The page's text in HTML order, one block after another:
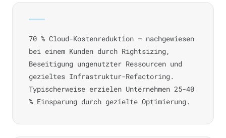
70 % Cloud-Kostenreduktion — nachgewiesen
bei einem Kunden durch Rightsizing,
Beseitigung ungenutzter Ressourcen und
gezieltes Infrastruktur-Refactoring.
Typischerweise erzielen Unternehmen 25-40
% Einsparung durch gezielte Optimierung.